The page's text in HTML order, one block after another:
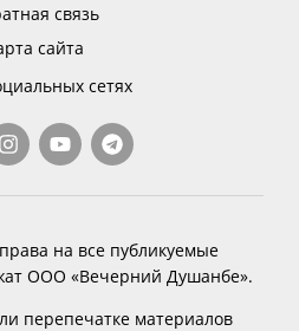
связь
сайта
сетях
на все публикуемые
ООО «Вечерний Душанбе».
перепечатке материалов